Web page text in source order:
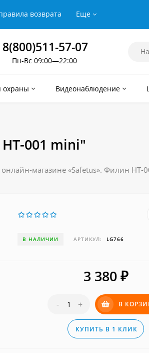
возврата Еще
8(800)511-57-07
Пн-Вс 09:00—22:00
охраны Видеонаблюдение
001 mini"
магазине «Safetus». Филин HT-
В НАЛИЧИИ АРТИКУЛ: LG766
3 380 ₽
- + В
КУПИТЬ В 1 КЛИК